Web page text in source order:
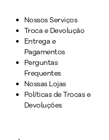
Nossos Serviços
Troca e Devolução
Entrega e
Pagamentos
Perguntas
Frequentes
Nossas Lojas
Políticas de Trocas e
Devoluções